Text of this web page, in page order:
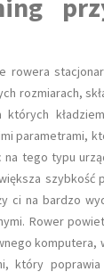
rowera
rozmiarach,
parametrami,
tego typu
szybkość
ci na bardzo
Rower
komputera,
który poprawia